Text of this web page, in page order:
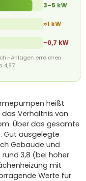
3–5 kW
≈1 kW
~0,7 kW
Anlagen erreichen
4,87
heißt
Verhältnis von
Über das gesamte
Gut ausgelegte
Gebäude und
rund 3,8 (bei hoher
mit
Werte für